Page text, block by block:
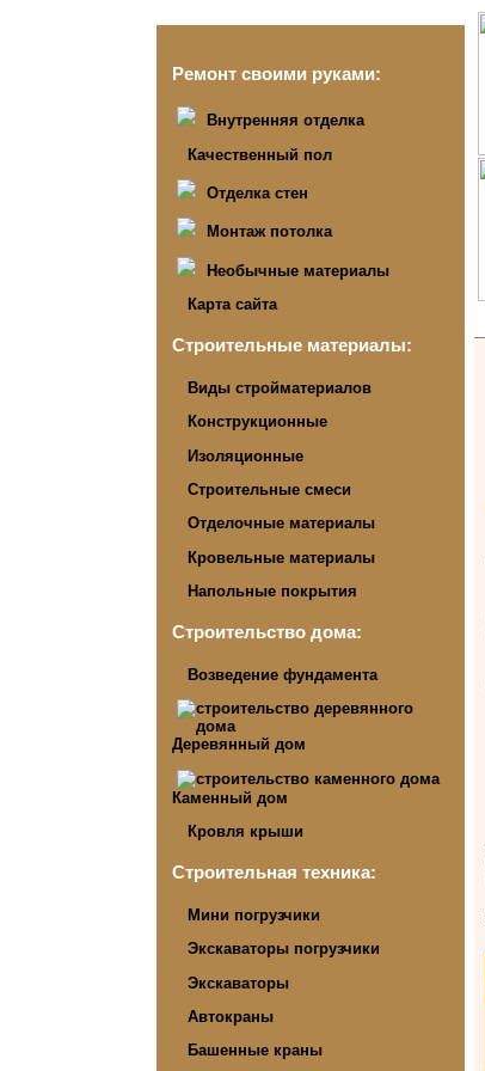
Ремонт своими руками:
Внутренняя отделка
Качественный пол
Отделка стен
Монтаж потолка
Необычные материалы
Карта сайта
Строительные материалы:
Виды стройматериалов
Конструкционные
Изоляционные
Строительные смеси
Отделочные материалы
Кровельные материалы
Напольные покрытия
Строительство дома:
Возведение фундамента
Деревянный дом
Каменный дом
Кровля крыши
Строительная техника:
Мини погрузчики
Экскаваторы погрузчики
Экскаваторы
Автокраны
Башенные краны